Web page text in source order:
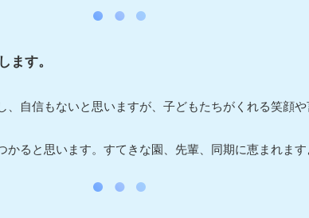
ます。
、自信もないと思いますが、子どもたちがくれる笑顔
かると思います。すてきな園、先輩、同期に恵まれま